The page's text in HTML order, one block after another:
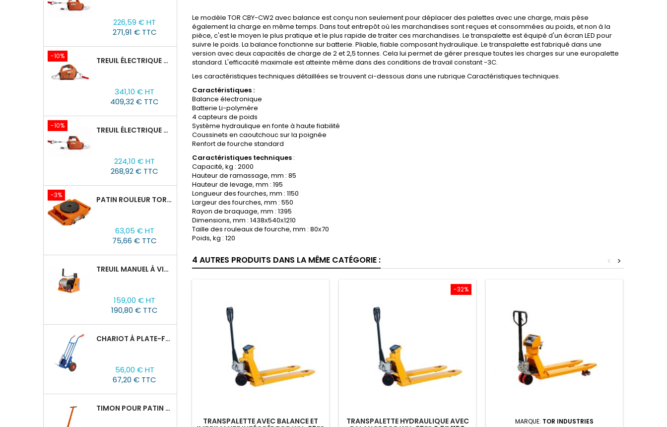
base
226,59 € HT
271,91 € TTC
-10% TREUIL ÉLECTRIQUE PORTABLE À BATTERIE TOR SQ-05-450KG/4.6M
base
341,10 € HT
409,32 € TTC
-10% TREUIL ÉLECTRIQUE PORTABLE AVEC TÉLÉCOMMANDE TOR SQ-04-250KG/8M
base
224,10 € HT
268,92 € TTC
-3% PATIN ROULEUR TOR CRA-4 : 6T
base
63,05 € HT
75,66 € TTC
TREUIL MANUEL À VIS SANS FIN VS500, 0,5TX25M
159,00 € HT
190,80 € TTC
CHARIOT À PLATE-FORME TOR HT 300
56,00 € HT
67,20 € TTC
TIMON POUR PATIN ROULEUR CRA-4/6/8
Le modèle TOR CBY-CW2 avec balance est conçu non seulement pour déplacer des palettes avec une charge, mais pèse
également la charge en même temps. Dans tout entrepôt où les marchandises sont reçues et consommées au poids, et non à la
pièce, c'est le moyen le plus pratique et le plus rapide de traiter ces marchandises. Le transpalette est équipé d'un écran LED pour
suivre le poids. La balance fonctionne sur batterie. Pliable, fiable composant hydraulique. Le transpalette est fabriqué dans une
version avec deux capacités de charge de 2 et 2,5 tonnes. Cela lui permet de gérer presque toutes les charges sur une europalette
standard. L'efficacité maximale est atteinte même dans des conditions de travail constant -3C.
Les caractéristiques techniques détaillées se trouvent ci-dessous dans une rubrique Caractéristiques techniques.
Caractéristiques :
Balance électronique
Batterie Li-polymère
4 capteurs de poids
Système hydraulique en fonte à haute fiabilité
Coussinets en caoutchouc sur la poignée
Renfort de fourche standard
Caractéristiques techniques :
Capacité, kg : 2000
Hauteur de ramassage, mm : 85
Hauteur de levage, mm : 195
Longueur des fourches, mm : 1150
Largeur des fourches, mm : 550
Rayon de braquage, mm : 1395
Dimensions, mm : 1438х540х1210
Taille des rouleaux de fourche, mm : 80х70
Poids, kg : 120
4 AUTRES PRODUITS DANS LA MÊME CATÉGORIE : >
<
TRANSPALETTE AVEC BALANCE ET
-32%
TRANSPALETTE HYDRAULIQUE AVEC
MARQUE: TOR INDUSTRIES